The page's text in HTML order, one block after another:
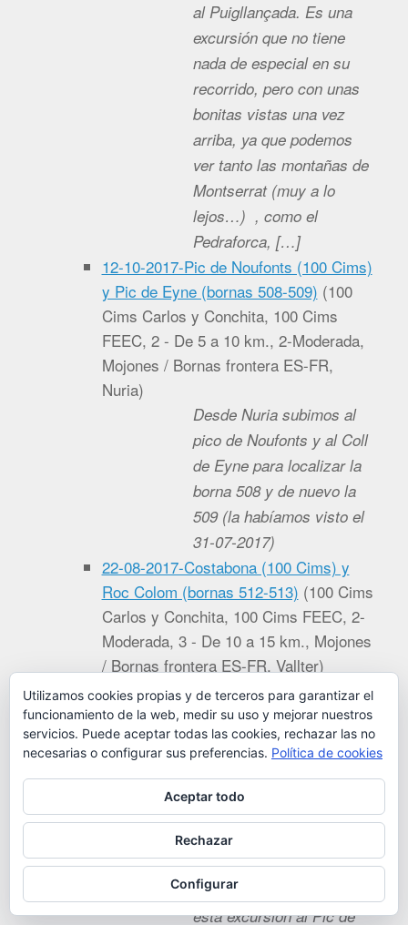
al Puigllançada. Es una
excursión que no tiene
nada de especial en su
recorrido, pero con unas
bonitas vistas una vez
arriba, ya que podemos
ver tanto las montañas de
Montserrat (muy a lo
lejos…) , como el
Pedraforca, […]
12-10-2017-Pic de Noufonts (100 Cims)
y Pic de Eyne (bornas 508-509) (100
Cims Carlos y Conchita, 100 Cims
FEEC, 2 - De 5 a 10 km., 2-Moderada,
Mojones / Bornas frontera ES-FR,
Nuria)
Desde Nuria subimos al
pico de Noufonts y al Coll
de Eyne para localizar la
borna 508 y de nuevo la
509 (la habíamos visto el
31-07-2017)
22-08-2017-Costabona (100 Cims) y
Roc Colom (bornas 512-513) (100 Cims
Carlos y Conchita, 100 Cims FEEC, 2-
Moderada, 3 - De 10 a 15 km., Mojones
/ Bornas frontera ES-FR, Vallter)
Subida al Costabona y
localización de las bornas
512 y 513
29-07-2017-Pic de Montmalús (100
100 Cims Carlos y Conchita,
100 Cims FEEC, 2 - De 5 a 10 km., 2-
Moderada, Andorra)
Desde la estación de ski
de Grau Roig iniciamos
esta excursión al Pic de
Utilizamos cookies propias y de terceros para garantizar el
funcionamiento de la web, medir su uso y mejorar nuestros
servicios. Puede aceptar todas las cookies, rechazar las no
necesarias o configurar sus preferencias. Política de cookies
Aceptar todo
Rechazar
Configurar